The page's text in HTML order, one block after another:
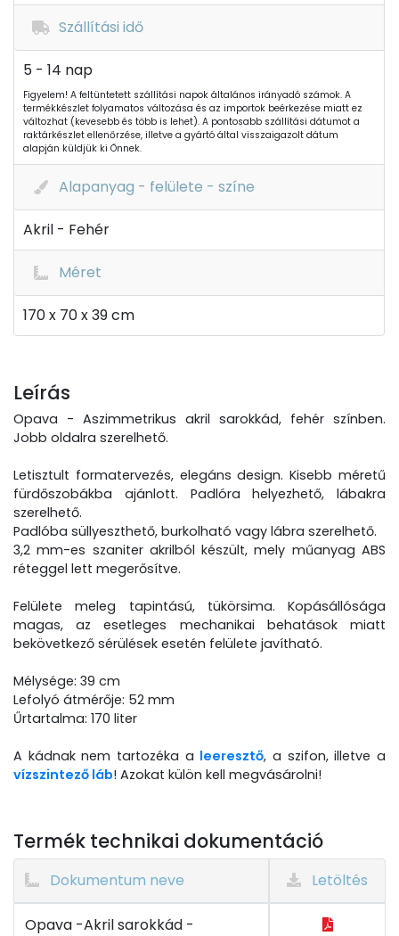
Szállítási idő
5 - 14 nap
Figyelem! A feltüntetett szállítási napok általános irányadó számok. A
termékkészlet folyamatos változása és az importok beérkezése miatt ez
változhat (kevesebb és több is lehet). A pontosabb szállítási dátumot a
raktárkészlet ellenőrzése, illetve a gyártó által visszaigazolt dátum
alapján küldjük ki Önnek.
Alapanyag - felülete - színe
Akril - Fehér
Méret
170 x 70 x 39 cm
Leírás
Opava - Aszimmetrikus akril sarokkád, fehér színben.
Jobb oldalra szerelhető.
Letisztult formatervezés, elegáns design. Kisebb méretű
fürdőszobákba ajánlott. Padlóra helyezhető, lábakra
szerelhető.
Padlóba süllyeszthető, burkolható vagy lábra szerelhető.
3,2 mm-es szaniter akrilból készült, mely műanyag ABS
réteggel lett megerősítve.
Felülete meleg tapintású, tükörsima. Kopásállósága
magas, az esetleges mechanikai behatások miatt
bekövetkező sérülések esetén felülete javítható.
Mélysége: 39 cm
Lefolyó átmérője: 52 mm
Űrtartalma: 170 liter
A kádnak nem tartozéka a leeresztő, a szifon, illetve a
vízszintező láb! Azokat külön kell megvásárolni!
Termék technikai dokumentáció
Dokumentum neve Letöltés
Opava -Akril sarokkád -